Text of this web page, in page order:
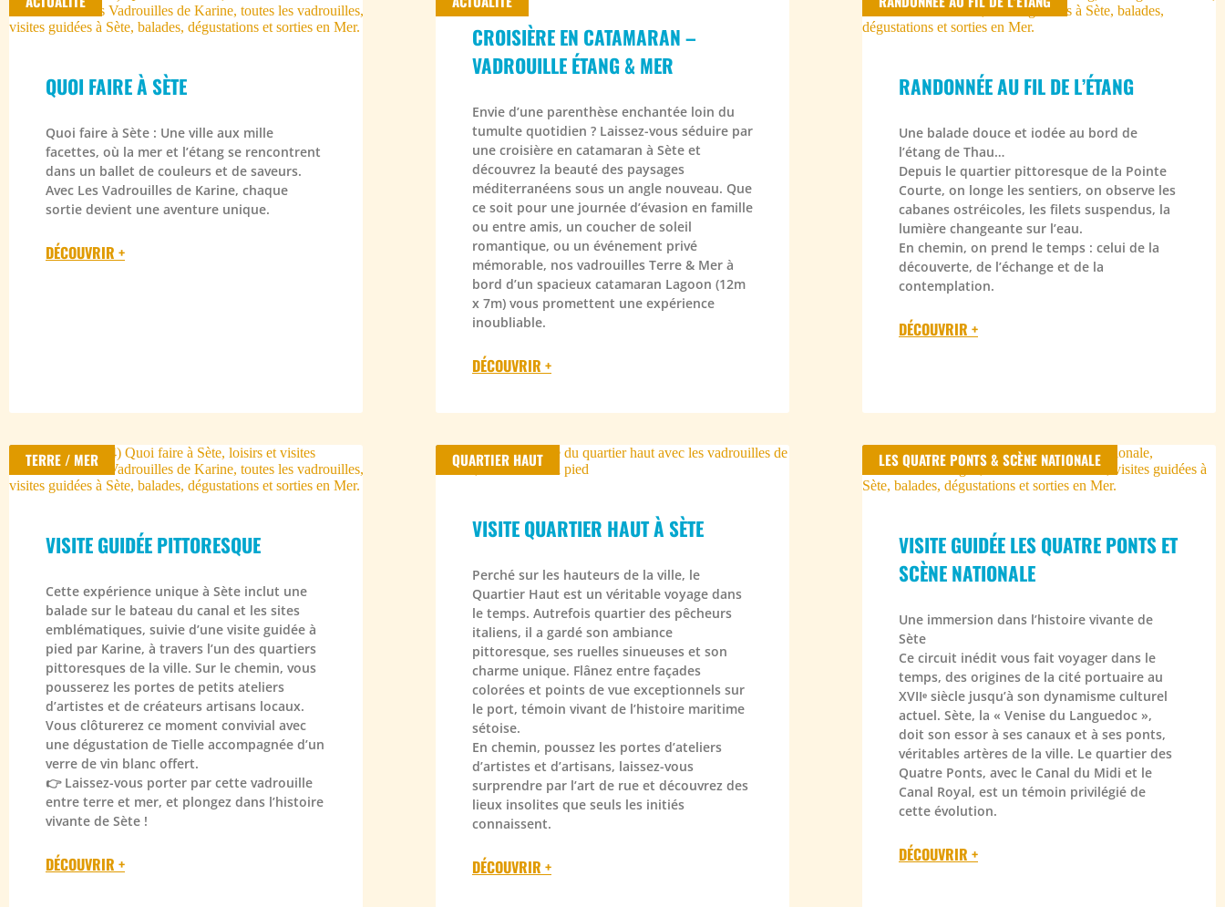
QUOI FAIRE À SÈTE
Quoi faire à Sète : Une ville aux mille
facettes, où la mer et l’étang se rencontrent
dans un ballet de couleurs et de saveurs.
Avec Les Vadrouilles de Karine, chaque
sortie devient une aventure unique.
DÉCOUVRIR +
CROISIÈRE EN CATAMARAN –
VADROUILLE ÉTANG & MER
Envie d’une parenthèse enchantée loin du
tumulte quotidien ? Laissez-vous séduire par
une croisière en catamaran à Sète et
découvrez la beauté des paysages
méditerranéens sous un angle nouveau. Que
ce soit pour une journée d’évasion en famille
ou entre amis, un coucher de soleil
romantique, ou un événement privé
mémorable, nos vadrouilles Terre & Mer à
bord d’un spacieux catamaran Lagoon (12m
x 7m) vous promettent une expérience
inoubliable.
DÉCOUVRIR +
RANDONNÉE AU FIL DE L’ÉTANG
Une balade douce et iodée au bord de
l’étang de Thau…
Depuis le quartier pittoresque de la Pointe
Courte, on longe les sentiers, on observe les
cabanes ostréicoles, les filets suspendus, la
lumière changeante sur l’eau.
En chemin, on prend le temps : celui de la
découverte, de l’échange et de la
contemplation.
DÉCOUVRIR +
TERRE / MER
VISITE GUIDÉE PITTORESQUE
Cette expérience unique à Sète inclut une
balade sur le bateau du canal et les sites
emblématiques, suivie d’une visite guidée à
pied par Karine, à travers l’un des quartiers
pittoresques de la ville. Sur le chemin, vous
pousserez les portes de petits ateliers
d’artistes et de créateurs artisans locaux.
Vous clôturerez ce moment convivial avec
une dégustation de Tielle accompagnée d’un
verre de vin blanc offert.
👉 Laissez-vous porter par cette vadrouille
entre terre et mer, et plongez dans l’histoire
vivante de Sète !
DÉCOUVRIR +
QUARTIER HAUT
VISITE QUARTIER HAUT À SÈTE
Perché sur les hauteurs de la ville, le
Quartier Haut est un véritable voyage dans
le temps. Autrefois quartier des pêcheurs
italiens, il a gardé son ambiance
pittoresque, ses ruelles sinueuses et son
charme unique. Flânez entre façades
colorées et points de vue exceptionnels sur
le port, témoin vivant de l’histoire maritime
sétoise.
En chemin, poussez les portes d’ateliers
d’artistes et d’artisans, laissez-vous
surprendre par l’art de rue et découvrez des
lieux insolites que seuls les initiés
connaissent.
DÉCOUVRIR +
LES QUATRE PONTS & SCÈNE NATIONALE
VISITE GUIDÉE LES QUATRE PONTS ET
SCÈNE NATIONALE
Une immersion dans l’histoire vivante de
Sète
Ce circuit inédit vous fait voyager dans le
temps, des origines de la cité portuaire au
XVIIᵉ siècle jusqu’à son dynamisme culturel
actuel. Sète, la « Venise du Languedoc »,
doit son essor à ses canaux et à ses ponts,
véritables artères de la ville. Le quartier des
Quatre Ponts, avec le Canal du Midi et le
Canal Royal, est un témoin privilégié de
cette évolution.
DÉCOUVRIR +